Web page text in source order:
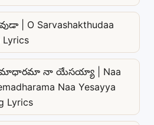
| O Sarvashakthudaa
Lyrics
నా యేసయ్యా | Naa
Naa Yesayya
Lyrics